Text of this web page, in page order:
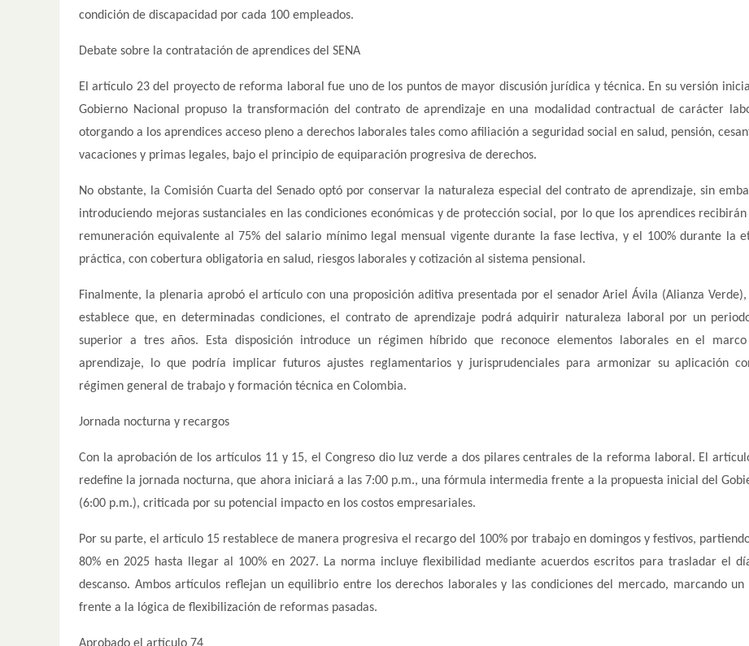
condición de discapacidad por cada 100 empleados.
Debate sobre la contratación de aprendices del SENA
El artículo 23 del proyecto de reforma laboral fue uno de los puntos de mayor discusión jurídica y técnica. En su versión
Gobierno Nacional propuso la transformación del contrato de aprendizaje en una modalidad contractual de carácter
otorgando a los aprendices acceso pleno a derechos laborales tales como afiliación a seguridad social en salud, pensión,
vacaciones y primas legales, bajo el principio de equiparación progresiva de derechos.
No obstante, la Comisión Cuarta del Senado optó por conservar la naturaleza especial del contrato de aprendizaje, sin
introduciendo mejoras sustanciales en las condiciones económicas y de protección social, por lo que los aprendices recibirán
remuneración equivalente al 75% del salario mínimo legal mensual vigente durante la fase lectiva, y el 100% durante la
práctica, con cobertura obligatoria en salud, riesgos laborales y cotización al sistema pensional.
Finalmente, la plenaria aprobó el artículo con una proposición aditiva presentada por el senador Ariel Ávila (Alianza Verde),
establece que, en determinadas condiciones, el contrato de aprendizaje podrá adquirir naturaleza laboral por un
superior a tres años. Esta disposición introduce un régimen híbrido que reconoce elementos laborales en el marco
aprendizaje, lo que podría implicar futuros ajustes reglamentarios y jurisprudenciales para armonizar su aplicación
régimen general de trabajo y formación técnica en Colombia.
Jornada nocturna y recargos
Con la aprobación de los artículos 11 y 15, el Congreso dio luz verde a dos pilares centrales de la reforma laboral. El
redefine la jornada nocturna, que ahora iniciará a las 7:00 p.m., una fórmula intermedia frente a la propuesta inicial del
(6:00 p.m.), criticada por su potencial impacto en los costos empresariales.
Por su parte, el artículo 15 restablece de manera progresiva el recargo del 100% por trabajo en domingos y festivos,
80% en 2025 hasta llegar al 100% en 2027. La norma incluye flexibilidad mediante acuerdos escritos para trasladar el
descanso. Ambos artículos reflejan un equilibrio entre los derechos laborales y las condiciones del mercado, marcando un
frente a la lógica de flexibilización de reformas pasadas.
Aprobado el artículo 74